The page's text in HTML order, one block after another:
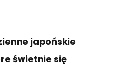
japońskie
świetnie się